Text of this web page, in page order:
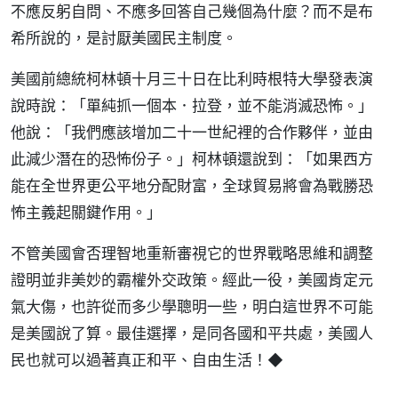
不應反躬自問、不應多回答自己幾個為什麼？而不是布
希所說的，是討厭美國民主制度。
美國前總統柯林頓十月三十日在比利時根特大學發表演
說時說：「單純抓一個本．拉登，並不能消滅恐怖。」
他說：「我們應該增加二十一世紀裡的合作夥伴，並由
此減少潛在的恐怖份子。」柯林頓還說到：「如果西方
能在全世界更公平地分配財富，全球貿易將會為戰勝恐
怖主義起關鍵作用。」
不管美國會否理智地重新審視它的世界戰略思維和調整
證明並非美妙的霸權外交政策。經此一役，美國肯定元
氣大傷，也許從而多少學聰明一些，明白這世界不可能
是美國說了算。最佳選擇，是同各國和平共處，美國人
民也就可以過著真正和平、自由生活！◆